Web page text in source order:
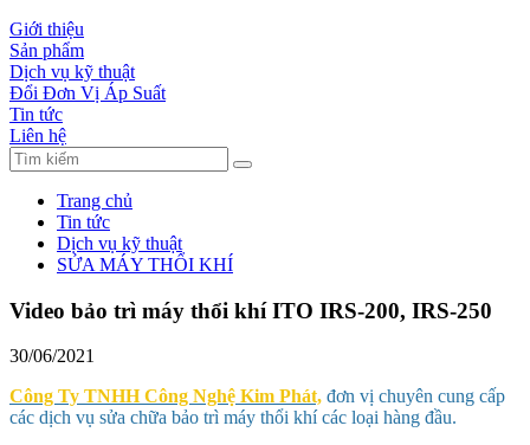
Giới thiệu
Sản phẩm
Dịch vụ kỹ thuật
Đổi Đơn Vị Áp Suất
Tin tức
Liên hệ
Trang chủ
Tin tức
Dịch vụ kỹ thuật
SỬA MÁY THỔI KHÍ
Video bảo trì máy thổi khí ITO IRS-200, IRS-250
30/06/2021
Công Ty TNHH Công Nghệ Kim Phát, đơn vị chuyên cung cấp
các dịch vụ sửa chữa bảo trì máy thổi khí các loại hàng đầu.